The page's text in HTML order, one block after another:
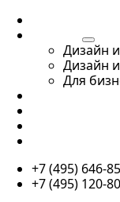
Дизайн
Дизайн
Для
+7 (495) 646-
+7 (495) 120-